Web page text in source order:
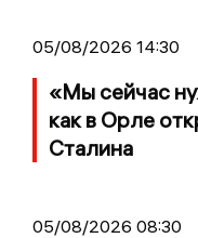
05/08/2026 14:30
«Мы сейчас
как в Орле
Сталина
05/08/2026 08:30